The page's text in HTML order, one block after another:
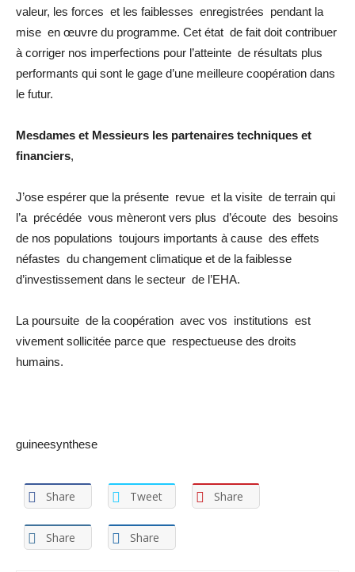
valeur, les forces et les faiblesses enregistrées pendant la
mise en œuvre du programme. Cet état de fait doit contribuer
à corriger nos imperfections pour l’atteinte de résultats plus
performants qui sont le gage d’une meilleure coopération dans
le futur.
Mesdames et Messieurs les partenaires techniques et
financiers,
J’ose espérer que la présente revue et la visite de terrain qui
l’a précédée vous mèneront vers plus d’écoute des besoins
de nos populations toujours importants à cause des effets
néfastes du changement climatique et de la faiblesse
d’investissement dans le secteur de l’EHA.
La poursuite de la coopération avec vos institutions est
vivement sollicitée parce que respectueuse des droits
humains.
guineesynthese
Share Tweet Share
Share Share